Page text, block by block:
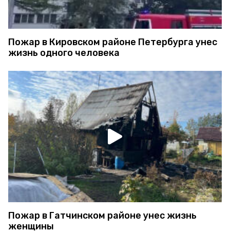
Пожар в Кировском районе Петербурга унес
жизнь одного человека
Пожар в Гатчинском районе унес жизнь
женщины